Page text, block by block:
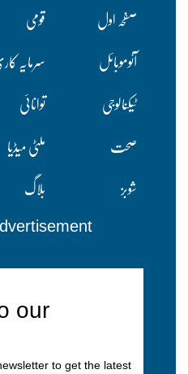
صفحہ اول قومی
آٹوموبائل
سرمایہ
ٹیکنالوجی
توانائی
صحت
ملٹی میڈیا
شوبز
بلاگ
our
to get the latest